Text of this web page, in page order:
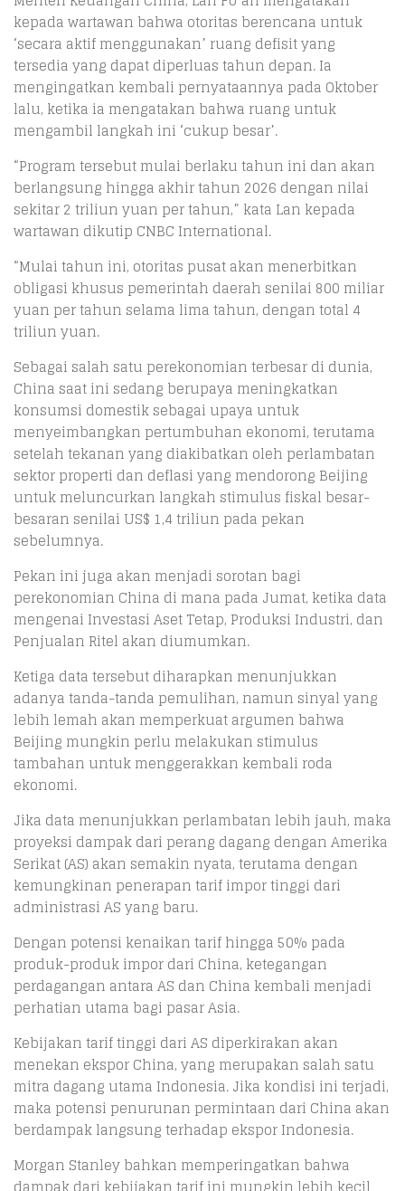
kepada wartawan bahwa otoritas berencana untuk
‘secara aktif menggunakan’ ruang defisit yang
tersedia yang dapat diperluas tahun depan. Ia
mengingatkan kembali pernyataannya pada Oktober
lalu, ketika ia mengatakan bahwa ruang untuk
mengambil langkah ini ‘cukup besar’.
“Program tersebut mulai berlaku tahun ini dan akan
berlangsung hingga akhir tahun 2026 dengan nilai
sekitar 2 triliun yuan per tahun,” kata Lan kepada
wartawan dikutip CNBC International.
“Mulai tahun ini, otoritas pusat akan menerbitkan
obligasi khusus pemerintah daerah senilai 800 miliar
yuan per tahun selama lima tahun, dengan total 4
triliun yuan.
Sebagai salah satu perekonomian terbesar di dunia,
China saat ini sedang berupaya meningkatkan
konsumsi domestik sebagai upaya untuk
menyeimbangkan pertumbuhan ekonomi, terutama
setelah tekanan yang diakibatkan oleh perlambatan
sektor properti dan deflasi yang mendorong Beijing
untuk meluncurkan langkah stimulus fiskal besar-
besaran senilai US$ 1,4 triliun pada pekan
sebelumnya.
Pekan ini juga akan menjadi sorotan bagi
perekonomian China di mana pada Jumat, ketika data
mengenai Investasi Aset Tetap, Produksi Industri, dan
Penjualan Ritel akan diumumkan.
Ketiga data tersebut diharapkan menunjukkan
adanya tanda-tanda pemulihan, namun sinyal yang
lebih lemah akan memperkuat argumen bahwa
Beijing mungkin perlu melakukan stimulus
tambahan untuk menggerakkan kembali roda
ekonomi.
Jika data menunjukkan perlambatan lebih jauh, maka
proyeksi dampak dari perang dagang dengan Amerika
Serikat (AS) akan semakin nyata, terutama dengan
kemungkinan penerapan tarif impor tinggi dari
administrasi AS yang baru.
Dengan potensi kenaikan tarif hingga 50% pada
produk-produk impor dari China, ketegangan
perdagangan antara AS dan China kembali menjadi
perhatian utama bagi pasar Asia.
Kebijakan tarif tinggi dari AS diperkirakan akan
menekan ekspor China, yang merupakan salah satu
mitra dagang utama Indonesia. Jika kondisi ini terjadi,
maka potensi penurunan permintaan dari China akan
berdampak langsung terhadap ekspor Indonesia.
Morgan Stanley bahkan memperingatkan bahwa